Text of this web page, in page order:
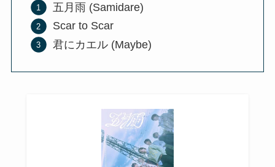
五月雨 (Samidare)
Scar to Scar
君にカエル (Maybe)